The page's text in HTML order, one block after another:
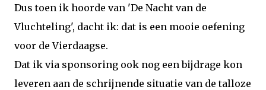
Dus toen ik hoorde van 'De Nacht van de
Vluchteling', dacht ik: dat is een mooie oefening
voor de Vierdaagse.
Dat ik via sponsoring ook nog een bijdrage kon
leveren aan de schrijnende situatie van de talloze